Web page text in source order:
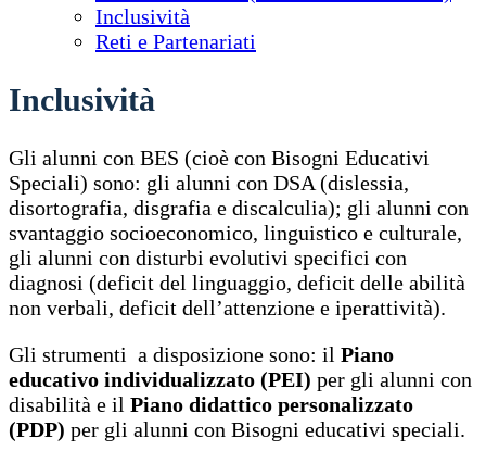
Inclusività
Reti e Partenariati
Inclusività
Gli alunni con BES (cioè con Bisogni Educativi
Speciali) sono: gli alunni con DSA (dislessia,
disortografia, disgrafia e discalculia); gli alunni con
svantaggio socioeconomico, linguistico e culturale,
gli alunni con disturbi evolutivi specifici con
diagnosi (deficit del linguaggio, deficit delle abilità
non verbali, deficit dell’attenzione e iperattività).
Gli strumenti a disposizione sono: il Piano
educativo individualizzato (PEI) per gli alunni con
disabilità e il Piano didattico personalizzato
(PDP) per gli alunni con Bisogni educativi speciali.